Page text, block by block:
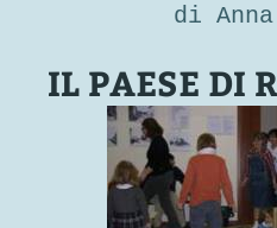
di
IL PAESE DI